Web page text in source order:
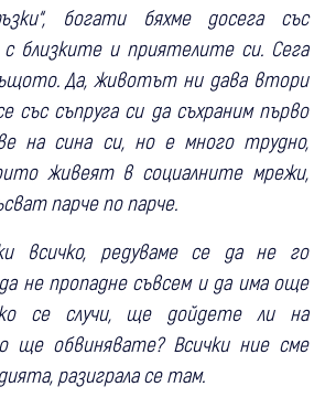
богати бяхме досега със
близките и приятелите си. Сега
Да, животът ни дава втори
със съпруга си да съхраним първо
на сина си, но е много трудно,
живеят в социалните мрежи,
парче по парче.
всичко, редуваме се да не го
не пропадне съвсем и да има още
се случи, ще дойдете ли на
ще обвинявате? Всички ние сме
разиграла се там.